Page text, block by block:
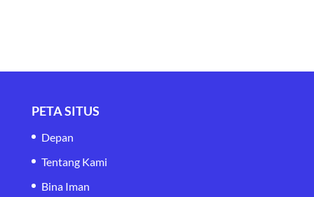
PETA SITUS
Depan
Tentang Kami
Bina Iman